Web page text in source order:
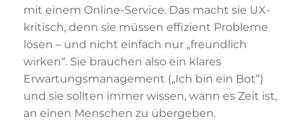
mit einem Online-Service. Das macht sie UX-
kritisch, denn sie müssen effizient Probleme
lösen – und nicht einfach nur „freundlich
wirken“. Sie brauchen also ein klares
Erwartungsmanagement („Ich bin ein Bot“)
und sie sollten immer wissen, wann es Zeit ist,
an einen Menschen zu übergeben.